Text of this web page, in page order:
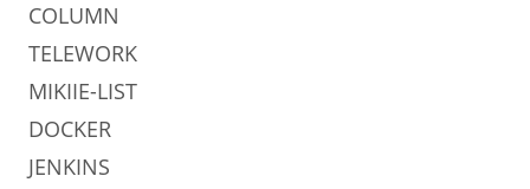
COLUMN
TELEWORK
MIKIIE-LIST
DOCKER
JENKINS